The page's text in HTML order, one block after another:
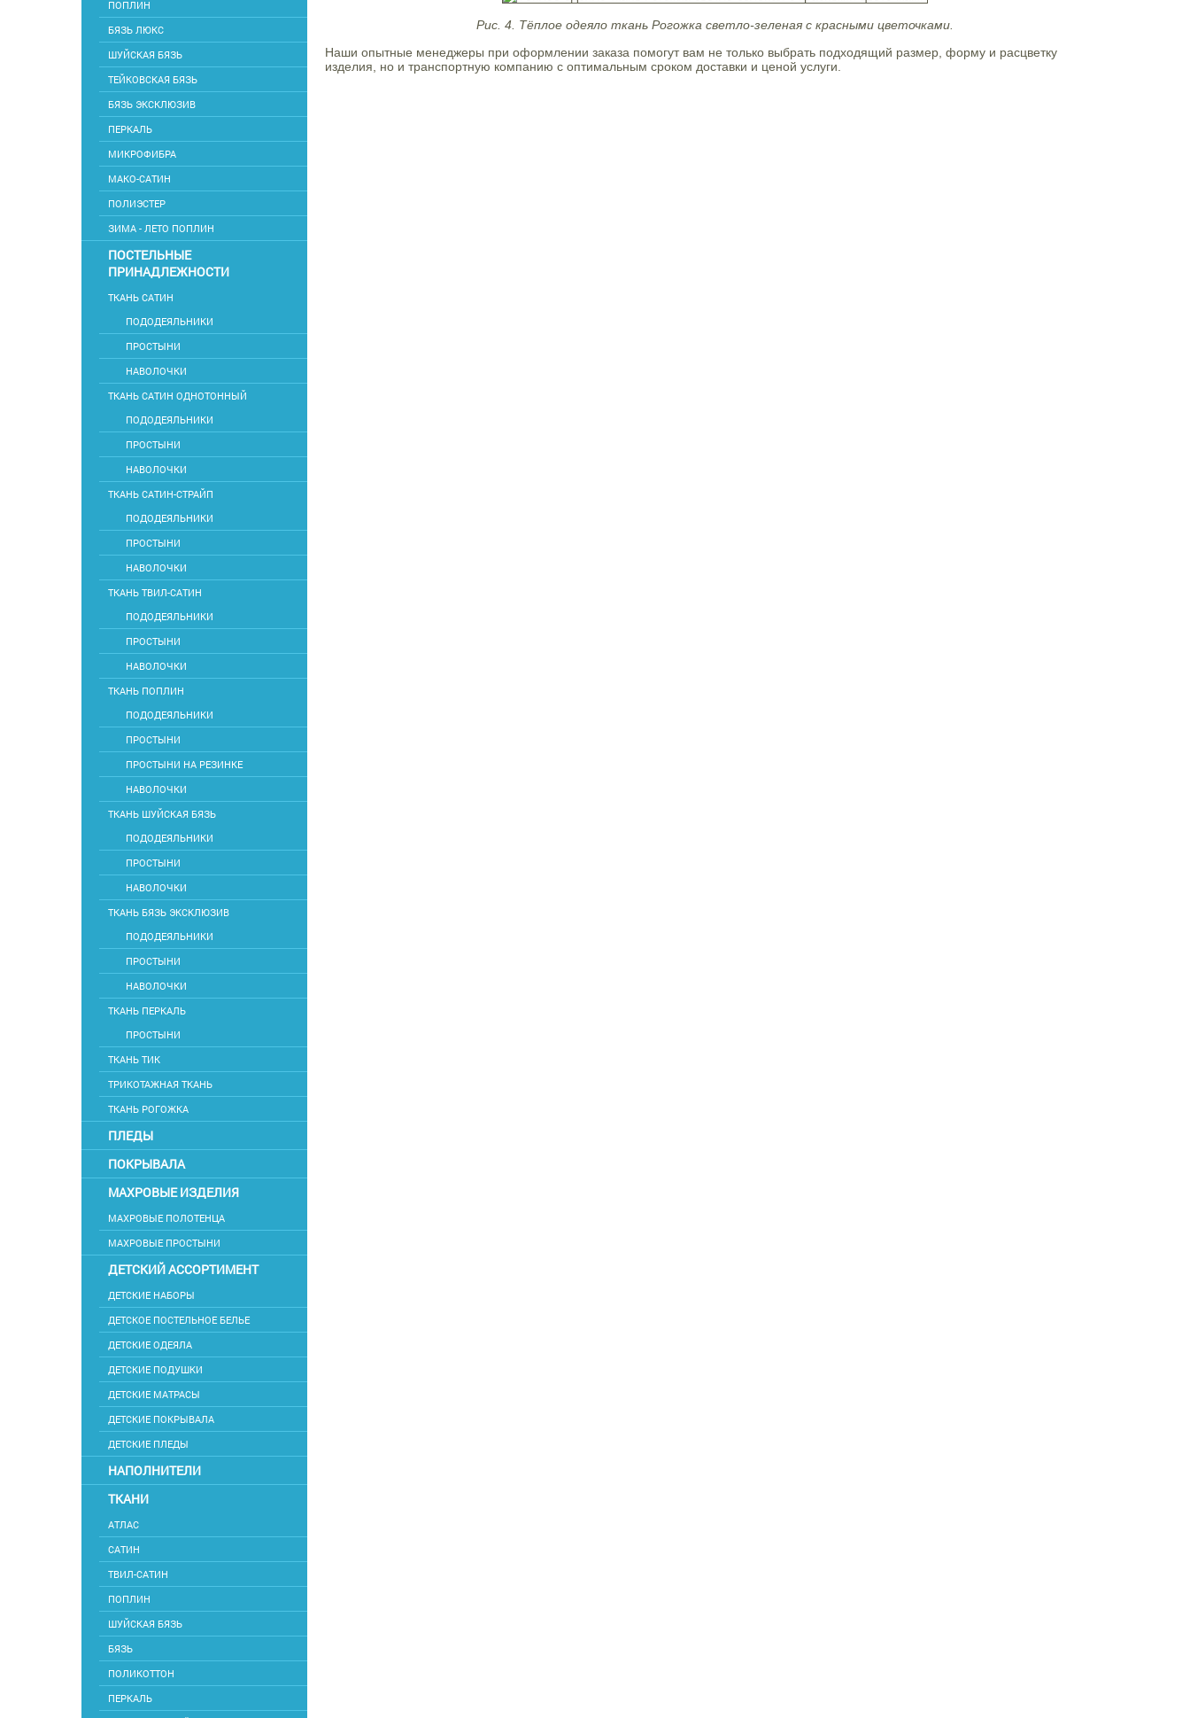
ПОПЛИН
БЯЗЬ ЛЮКС
ШУЙСКАЯ БЯЗЬ
ТЕЙКОВСКАЯ БЯЗЬ
БЯЗЬ ЭКСКЛЮЗИВ
ПЕРКАЛЬ
МИКРОФИБРА
МАКО-САТИН
ПОЛИЭСТЕР
ЗИМА - ЛЕТО ПОПЛИН
ПОСТЕЛЬНЫЕ
ПРИНАДЛЕЖНОСТИ
ТКАНЬ САТИН
ПОДОДЕЯЛЬНИКИ
ПРОСТЫНИ
НАВОЛОЧКИ
ТКАНЬ САТИН ОДНОТОННЫЙ
ПОДОДЕЯЛЬНИКИ
ПРОСТЫНИ
НАВОЛОЧКИ
ТКАНЬ САТИН-СТРАЙП
ПОДОДЕЯЛЬНИКИ
ПРОСТЫНИ
НАВОЛОЧКИ
ТКАНЬ ТВИЛ-САТИН
ПОДОДЕЯЛЬНИКИ
ПРОСТЫНИ
НАВОЛОЧКИ
ТКАНЬ ПОПЛИН
ПОДОДЕЯЛЬНИКИ
ПРОСТЫНИ
ПРОСТЫНИ НА РЕЗИНКЕ
НАВОЛОЧКИ
ТКАНЬ ШУЙСКАЯ БЯЗЬ
ПОДОДЕЯЛЬНИКИ
ПРОСТЫНИ
НАВОЛОЧКИ
ТКАНЬ БЯЗЬ ЭКСКЛЮЗИВ
ПОДОДЕЯЛЬНИКИ
ПРОСТЫНИ
НАВОЛОЧКИ
ТКАНЬ ПЕРКАЛЬ
ПРОСТЫНИ
ТКАНЬ ТИК
ТРИКОТАЖНАЯ ТКАНЬ
ТКАНЬ РОГОЖКА
ПЛЕДЫ
ПОКРЫВАЛА
МАХРОВЫЕ ИЗДЕЛИЯ
МАХРОВЫЕ ПОЛОТЕНЦА
МАХРОВЫЕ ПРОСТЫНИ
ДЕТСКИЙ АССОРТИМЕНТ
ДЕТСКИЕ НАБОРЫ
ДЕТСКОЕ ПОСТЕЛЬНОЕ БЕЛЬЕ
ДЕТСКИЕ ОДЕЯЛА
ДЕТСКИЕ ПОДУШКИ
ДЕТСКИЕ МАТРАСЫ
ДЕТСКИЕ ПОКРЫВАЛА
ДЕТСКИЕ ПЛЕДЫ
НАПОЛНИТЕЛИ
ТКАНИ
АТЛАС
САТИН
ТВИЛ-САТИН
ПОПЛИН
ШУЙСКАЯ БЯЗЬ
БЯЗЬ
ПОЛИКОТТОН
ПЕРКАЛЬ
Рис. 4. Тёплое одеяло ткань Рогожка светло-зеленая с красными цветочками.
Наши опытные менеджеры при оформлении заказа помогут вам не только выбрать подходящий размер, форму и расцветку
изделия, но и транспортную компанию с оптимальным сроком доставки и ценой услуги.